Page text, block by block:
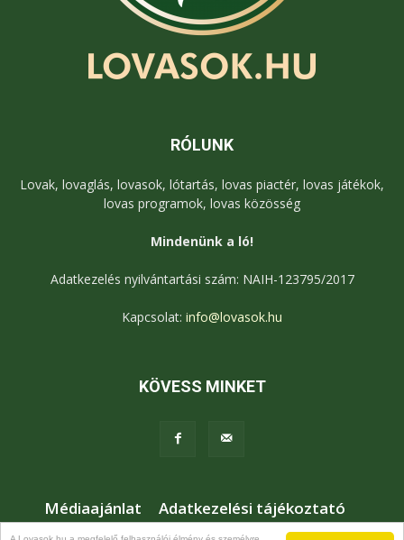
RÓLUNK
Lovak, lovaglás, lovasok, lótartás, lovas piactér, lovas játékok,
lovas programok, lovas közösség
Mindenünk a ló!
Adatkezelés nyilvántartási szám: NAIH-123795/2017
Kapcsolat: info@lovasok.hu
KÖVESS MINKET
Médiaajánlat
Adatkezelési tájékoztató
Jogi nyilatkozat
Karrier Kapcsolat